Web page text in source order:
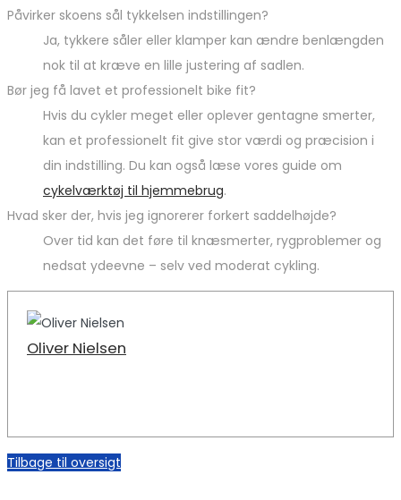
Påvirker skoens sål tykkelsen indstillingen?
Ja, tykkere såler eller klamper kan ændre benlængden
nok til at kræve en lille justering af sadlen.
Bør jeg få lavet et professionelt bike fit?
Hvis du cykler meget eller oplever gentagne smerter,
kan et professionelt fit give stor værdi og præcision i
din indstilling. Du kan også læse vores guide om
cykelværktøj til hjemmebrug.
Hvad sker der, hvis jeg ignorerer forkert saddelhøjde?
Over tid kan det føre til knæsmerter, rygproblemer og
nedsat ydeevne – selv ved moderat cykling.
Oliver Nielsen
Tilbage til oversigt